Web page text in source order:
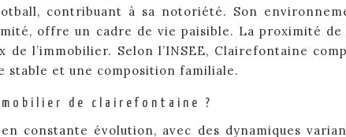
contribuant à sa notoriété. Son
offre un cadre de vie paisible. La proximité
de l’immobilier. Selon l’INSEE, Clairefontaine
stable et une composition familiale.
de clairefontaine ?
constante évolution, avec des dynamiques